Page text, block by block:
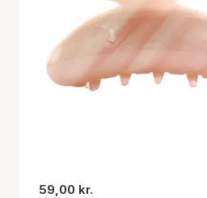
59,00 kr.